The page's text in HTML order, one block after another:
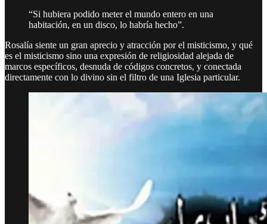
“Si hubiera podido meter el mundo entero en una
habitación, en un disco, lo habría hecho”.
Rosalía siente un gran aprecio y atracción por el misticismo, y qué
es el misticismo sino una expresión de religiosidad alejada de
marcos específicos, desnuda de códigos concretos, y conectada
directamente con lo divino sin el filtro de una Iglesia particular.